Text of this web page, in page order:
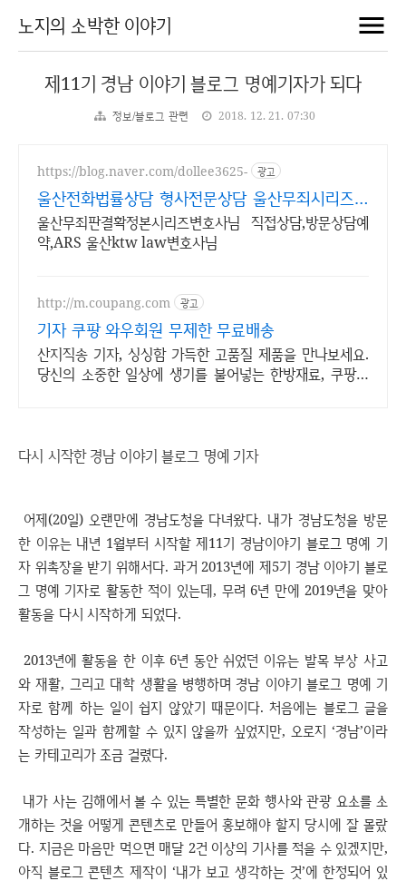
노지의 소박한 이야기
제11기 경남 이야기 블로그 명예기자가 되다
정보/블로그 관련 2018. 12. 21. 07:30
https://blog.naver.com/dollee3625- 광고
울산전화법률상담 형사전문상담 울산무죄시리즈확
정본변호사님
울산무죄판결확정본시리즈변호사님 직접상담,방문상담예
약,ARS 울산ktw law변호사님
http://m.coupang.com 광고
기자 쿠팡 와우회원 무제한 무료배송
산지직송 기자, 싱싱함 가득한 고품질 제품을 만나보세요.
당신의 소중한 일상에 생기를 불어넣는 한방재료, 쿠팡에
다시 시작한 경남 이야기 블로그 명예 기자
어제(20일) 오랜만에 경남도청을 다녀왔다. 내가 경남도청을 방문
한 이유는 내년 1월부터 시작할 제11기 경남이야기 블로그 명예 기
자 위촉장을 받기 위해서다. 과거 2013년에 제5기 경남 이야기 블로
그 명예 기자로 활동한 적이 있는데, 무려 6년 만에 2019년을 맞아
활동을 다시 시작하게 되었다.
2013년에 활동을 한 이후 6년 동안 쉬었던 이유는 발목 부상 사고
와 재활, 그리고 대학 생활을 병행하며 경남 이야기 블로그 명예 기
자로 함께 하는 일이 쉽지 않았기 때문이다. 처음에는 블로그 글을
작성하는 일과 함께할 수 있지 않을까 싶었지만, 오로지 ‘경남’이라
는 카테고리가 조금 걸렸다.
내가 사는 김해에서 볼 수 있는 특별한 문화 행사와 관광 요소를 소
개하는 것을 어떻게 콘텐츠로 만들어 홍보해야 할지 당시에 잘 몰랐
다. 지금은 마음만 먹으면 매달 2건 이상의 기사를 적을 수 있겠지만,
아직 블로그 콘텐츠 제작이 ‘내가 보고 생각하는 것’에 한정되어 있